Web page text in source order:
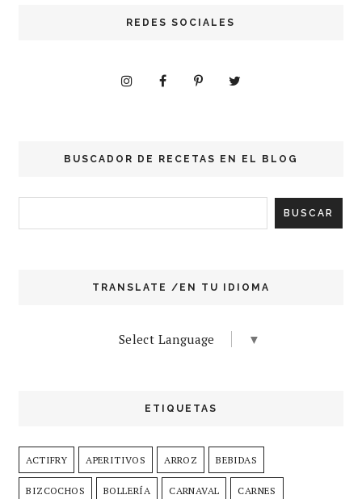
REDES SOCIALES
BUSCADOR DE RECETAS EN EL BLOG
TRANSLATE /EN TU IDIOMA
Select Language ▼
ETIQUETAS
ACTIFRY APERITIVOS ARROZ BEBIDAS
BIZCOCHOS BOLLERÍA CARNAVAL CARNES